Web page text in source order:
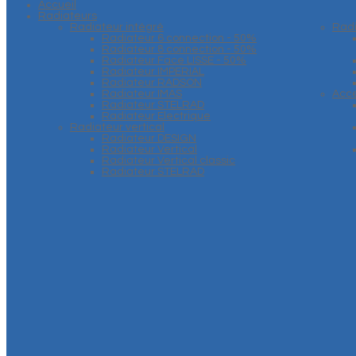
Accueil
Radiateurs
Radiateur intégré
Radiateur 6 connection - 50%
Radiateur 8 connection - 50%
Radiateur Face LISSE - 50%
Radiateur IMPERIAL
Radiateur RADSON
Radiateur IMAS
Radiateur STELRAD
Radiateur Electrique
Radiateur vertical
Radiateur DESIGN
Radiateur Vertical
Radiateur Vertical classic
Radiateur STELRAD